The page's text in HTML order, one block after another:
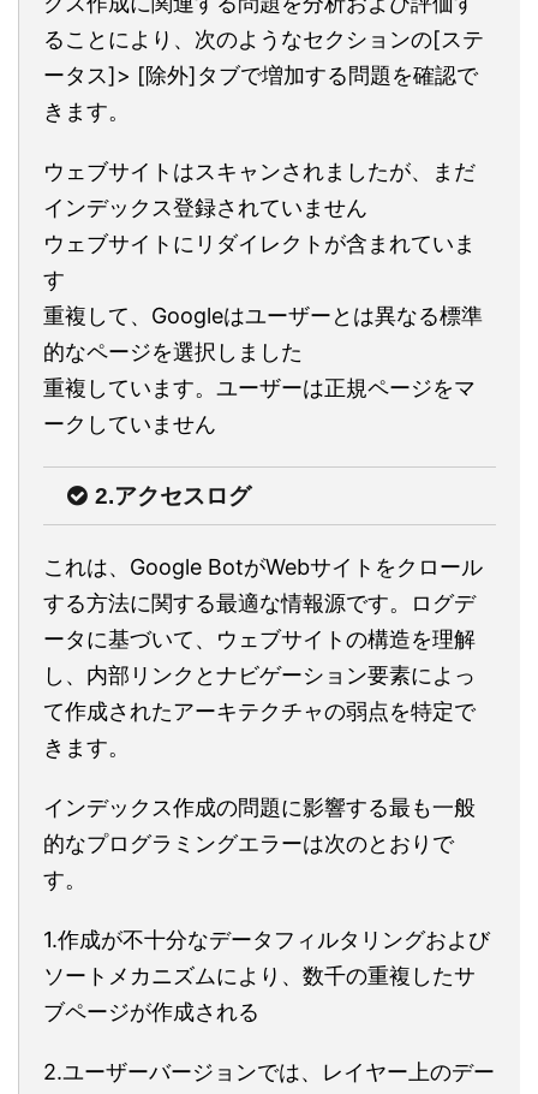
ることにより、次のようなセクションの[ステ
ータス]> [除外]タブで増加する問題を確認で
きます。
ウェブサイトはスキャンされましたが、まだ
インデックス登録されていません
ウェブサイトにリダイレクトが含まれていま
す
重複して、Googleはユーザーとは異なる標準
的なページを選択しました
重複しています。ユーザーは正規ページをマ
ークしていません
2.アクセスログ
これは、Google BotがWebサイトをクロール
する方法に関する最適な情報源です。ログデ
ータに基づいて、ウェブサイトの構造を理解
し、内部リンクとナビゲーション要素によっ
て作成されたアーキテクチャの弱点を特定で
きます。
インデックス作成の問題に影響する最も一般
的なプログラミングエラーは次のとおりで
す。
1.作成が不十分なデータフィルタリングおよび
ソートメカニズムにより、数千の重複したサ
ブページが作成される
2.ユーザーバージョンでは、レイヤー上のデー